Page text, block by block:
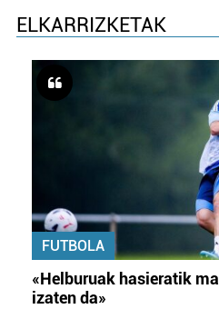
ELKARRIZKETAK
FUTBOLA
«Helburuak hasieratik
izaten da»